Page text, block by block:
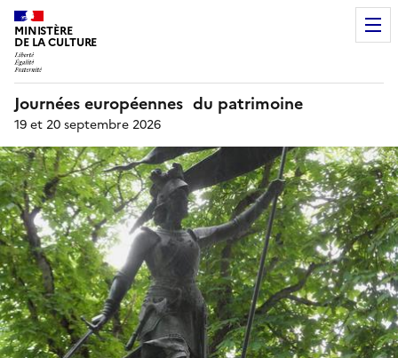
MINISTÈRE
DE LA CULTURE
Journées européennes du patrimoine
19 et 20 septembre 2026